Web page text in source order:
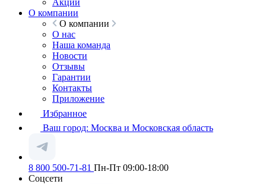
Акции
О компании
О компании
О нас
Наша команда
Новости
Отзывы
Гарантии
Контакты
Приложение
Избранное
Ваш город: Москва и Московская область
8 800 500-71-81 Пн-Пт 09:00-18:00
Соцсети